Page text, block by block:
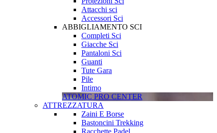
Attacchi sci
Accessori Sci
ABBIGLIAMENTO SCI
Completi Sci
Giacche Sci
Pantaloni Sci
Guanti
Tute Gara
Pile
Intimo
ATOMIC PRO CENTER
ATTREZZATURA
Zaini E Borse
Bastoncini Trekking